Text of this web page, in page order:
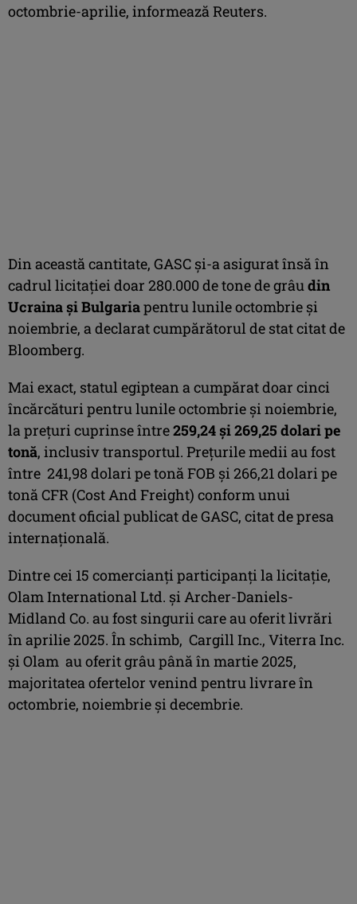
octombrie-aprilie, informează Reuters.
Din această cantitate, GASC și-a asigurat însă în
cadrul licitației doar 280.000 de tone de grâudin
Ucraina și Bulgariapentru lunile octombrie și
noiembrie, a declarat cumpărătorul de stat citat de
Bloomberg.
Mai exact, statul egiptean a cumpărat doar cinci
încărcături pentru lunile octombrie și noiembrie,
la prețuri cuprinse între259,24 și 269,25 dolari pe
tonă, inclusiv transportul. Prețurile medii au fost
între 241,98 dolari pe tonă FOB și 266,21 dolari pe
tonă CFR (Cost And Freight) conform unui
document oficial publicat de GASC, citat de presa
internațională.
Dintre cei 15 comercianți participanți la licitație,
Olam International Ltd. și Archer-Daniels-
Midland Co. au fost singurii care au oferit livrări
în aprilie 2025. În schimb, Cargill Inc., Viterra Inc.
și Olam au oferit grâu până în martie 2025,
majoritatea ofertelor venind pentru livrare în
octombrie, noiembrie și decembrie.